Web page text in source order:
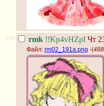
>> rmk !!Kp4vHZpI Чт
Файл: rm02_191a.png -(